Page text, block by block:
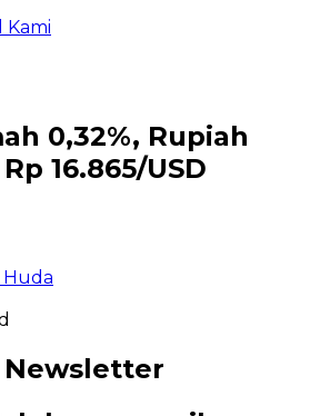
Kami
0,32%, Rupiah
16.865/USD
Newsletter